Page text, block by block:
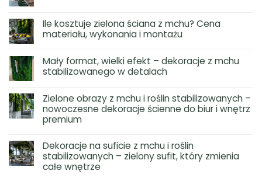
Ile kosztuje zielona ściana z mchu? Cena
materiału, wykonania i montażu
Mały format, wielki efekt – dekoracje z mchu
stabilizowanego w detalach
Zielone obrazy z mchu i roślin stabilizowanych –
nowoczesne dekoracje ścienne do biur i wnętrz
premium
Dekoracje na suficie z mchu i roślin
stabilizowanych – zielony sufit, który zmienia
całe wnętrze